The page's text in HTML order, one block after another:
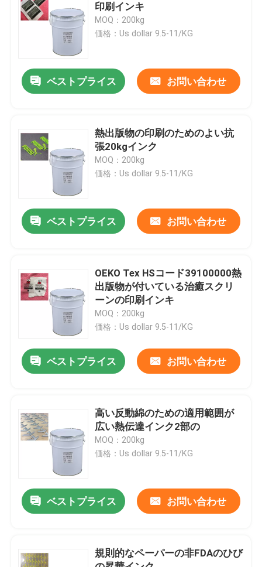
ホーム
接触
シリコーン ゴム インク
シリコーン インクを印刷するスクリーン
浮彫りになるシリコーン インク
液体の形成のシリコーン
熱伝達の印刷インキ
印刷インキ
MOQ：200kg
価格：Us dollar 9.5-11/KG
ベストプライス お問い合わせ
熱出版物の印刷のためのよい抗
張20kgインク
MOQ：200kg
価格：Us dollar 9.5-11/KG
ベストプライス お問い合わせ
OEKO Tex HSコード39100000熱
出版物が付いている治癒スクリ
ーンの印刷インキ
MOQ：200kg
価格：Us dollar 9.5-11/KG
ベストプライス お問い合わせ
高い反動綿のための適用範囲が
広い熱伝達インク2部の
MOQ：200kg
価格：Us dollar 9.5-11/KG
ベストプライス お問い合わせ
規則的なペーパーの非FDAのひび